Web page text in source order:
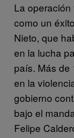
La
como un
Nieto, que
en la lucha
país. Más de
en la
gobierno
bajo el
Felipe